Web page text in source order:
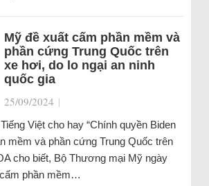
Mỹ đề xuất cấm phần mềm và
phần cứng Trung Quốc trên
xe hơi, do lo ngại an ninh
quốc gia
25/09/2024 |
Việt cho hay “Chính quyền Biden
mềm và phần cứng Trung Quốc trên
cho biết, Bộ Thương mại Mỹ ngày
phần mềm…